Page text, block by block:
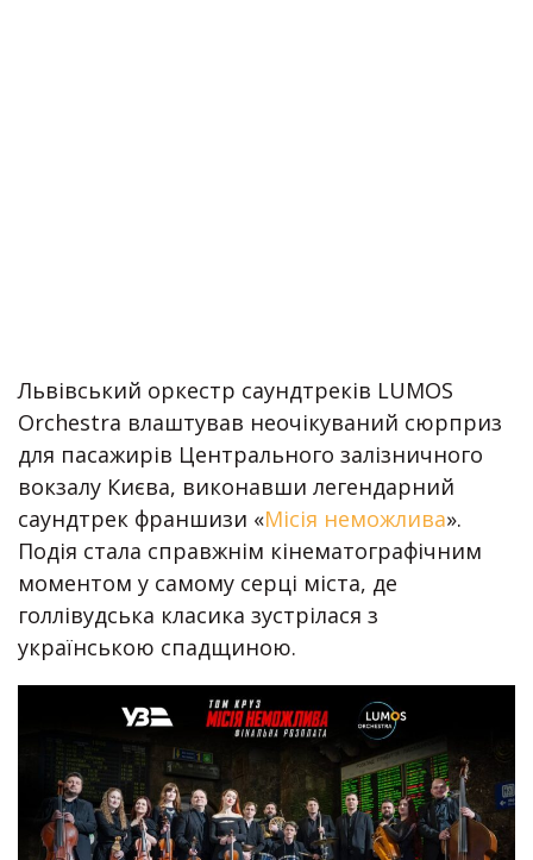
Львівський оркестр саундтреків LUMOS
Orchestra влаштував неочікуваний сюрприз
для пасажирів Центрального залізничного
вокзалу Києва, виконавши легендарний
саундтрек франшизи «Місія неможлива».
Подія стала справжнім кінематографічним
моментом у самому серці міста, де
голлівудська класика зустрілася з
українською спадщиною.